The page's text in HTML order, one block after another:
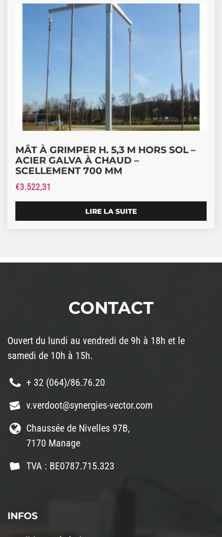
MÂT À GRIMPER H. 5,3 M HORS SOL –
ACIER GALVA À CHAUD –
SCELLEMENT 700 MM
€3.522,31
LIRE LA SUITE
CONTACT
Ouvert du lundi au vendredi de 9h à 18h et le
samedi de 10h à 15h.
+ 32 (064)/86.76.20
v.verdoot@synergies-vector.com
Chaussée de Nivelles 97B,
7170 Manage
TVA : BE0787.715.323
INFOS